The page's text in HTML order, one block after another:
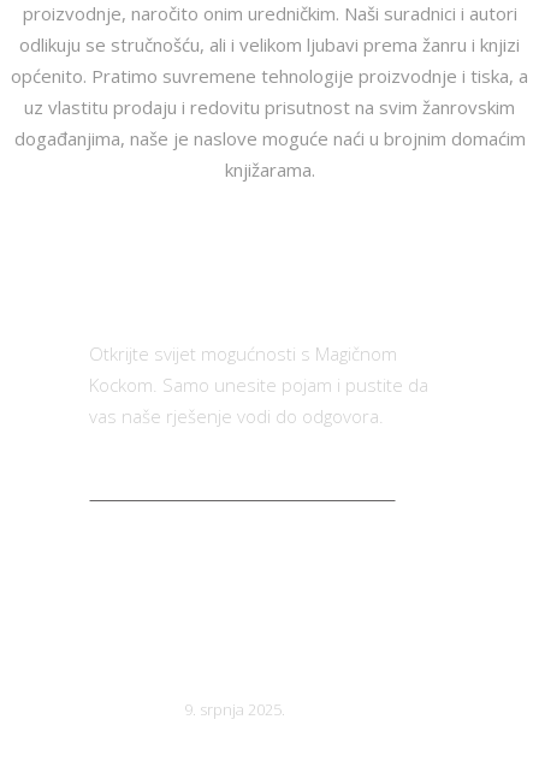
proizvodnje, naročito onim uredničkim. Naši suradnici i autori
odlikuju se stručnošću, ali i velikom ljubavi prema žanru i knjizi
općenito. Pratimo suvremene tehnologije proizvodnje i tiska, a
uz vlastitu prodaju i redovitu prisutnost na svim žanrovskim
događanjima, naše je naslove moguće naći u brojnim domaćim
knjižarama.
Otkrijte svijet mogućnosti s Magičnom
Kockom. Samo unesite pojam i pustite da
vas naše rješenje vodi do odgovora.
9. srpnja 2025.